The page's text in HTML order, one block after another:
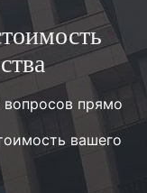
вопросов прямо
вашего